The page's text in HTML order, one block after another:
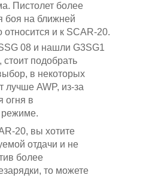
Пистолет более
боя на ближней
относится и к SCAR-20.
08 и нашли G3SG1
подобрать
в некоторых
лучше AWP, из-за
огня в
режиме.
20, вы хотите
отдачи и не
более
то можете